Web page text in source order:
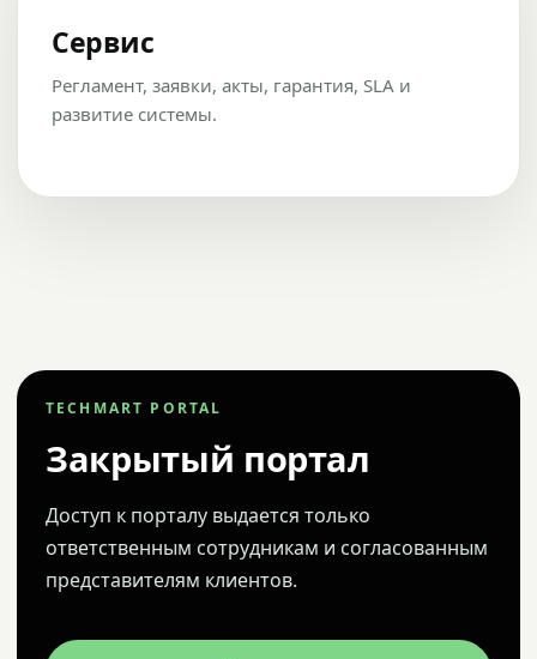
Сервис
Регламент, заявки, акты, гарантия, SLA и
развитие системы.
TECHMART PORTAL
Закрытый портал
Доступ к порталу выдается только
ответственным сотрудникам и согласованным
представителям клиентов.